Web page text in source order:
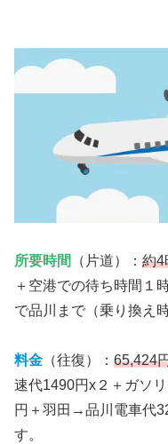
所要時間 （片道）： 約4
＋空港での待ち時間１
で品川まで（乗り換
料金 （往復）： 65,424
速代1490円x２＋ガソ
円＋羽田→品川電車代
す。